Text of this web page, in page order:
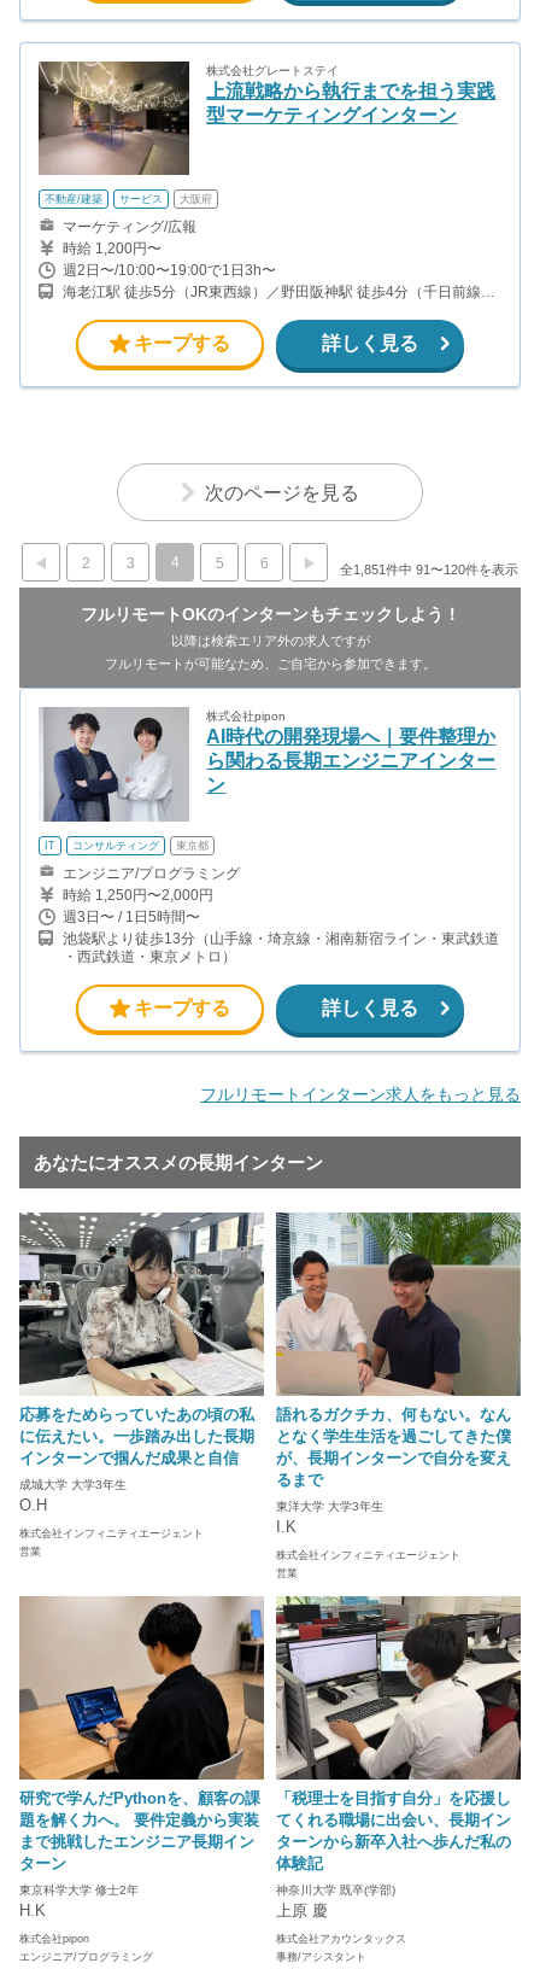
株式会社グレートステイ
上流戦略から執行までを担う実践
型マーケティングインターン
不動産/建築 サービス 大阪府
マーケティング/広報
時給 1,200円〜
週2日〜/10:00〜19:00で1日3h〜
海老江駅 徒歩5分（JR東西線）／野田阪神駅 徒歩4分（千日前線）
キープする 詳しく見る
次のページを見る
2 3 4 5 6 全1,851件中 91〜120件を表示
フルリモートOKのインターンもチェックしよう！
以降は検索エリア外の求人ですが
フルリモートが可能なため、ご自宅から参加できます。
株式会社pipon
AI時代の開発現場へ｜要件整理か
ら関わる長期エンジニアインター
ン
IT コンサルティング 東京都
エンジニア/プログラミング
時給 1,250円〜2,000円
週3日〜 / 1日5時間〜
池袋駅より徒歩13分（山手線・埼京線・湘南新宿ライン・東武鉄道
・西武鉄道・東京メトロ）
キープする 詳しく見る
フルリモートインターン求人をもっと見る
あなたにオススメの長期インターン
応募をためらっていたあの頃の私
に伝えたい。一歩踏み出した長期
インターンで掴んだ成果と自信
成城大学 大学3年生
O.H
株式会社インフィニティエージェント
営業
語れるガクチカ、何もない。なん
となく学生生活を過ごしてきた僕
が、長期インターンで自分を変え
るまで
東洋大学 大学3年生
I.K
株式会社インフィニティエージェント
営業
研究で学んだPythonを、顧客の課
題を解く力へ。 要件定義から実装
まで挑戦したエンジニア長期イン
ターン
東京科学大学 修士2年
H.K
株式会社pipon
エンジニア/プログラミング
「税理士を目指す自分」を応援し
てくれる職場に出会い、長期イン
ターンから新卒入社へ歩んだ私の
体験記
神奈川大学 既卒(学部)
上原 慶
株式会社アカウンタックス
事務/アシスタント